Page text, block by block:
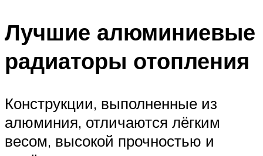
Лучшие алюминиевые
радиаторы отопления
Конструкции, выполненные из
алюминия, отличаются лёгким
весом, высокой прочностью и